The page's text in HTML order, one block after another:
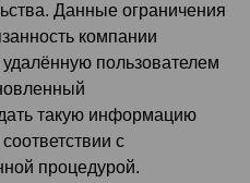
Данные ограничения
компании
пользователем
такую информацию
с
процедурой.